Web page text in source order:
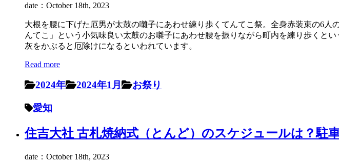
date：October 18th, 2023
大根を腰に下げた厄男が太鼓の囃子にあわせ練り歩くてんてこ祭。全身赤装束の6
んてこ」という小気味良い太鼓のお囃子にあわせ腰を振りながら町内を練り歩くと
灰をかぶると厄除けになるといわれています。
Read more
2024年 2024年1月 お祭り
愛知
住吉大社 古札焼納式（とんど）のスケジュールは？駐
date：October 18th, 2023